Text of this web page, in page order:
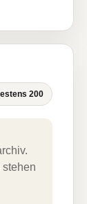
200